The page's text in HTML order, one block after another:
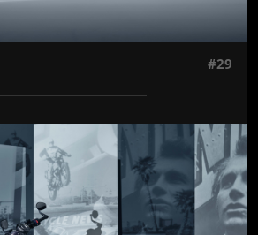
#29
Jön még kép!